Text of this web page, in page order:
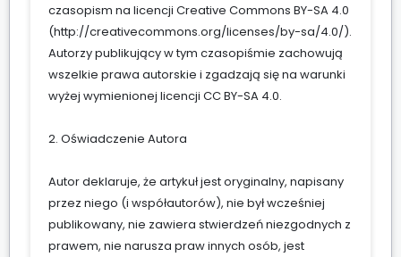
czasopism na licencji Creative Commons BY-SA 4.0
(http://creativecommons.org/licenses/by-sa/4.0/).
Autorzy publikujący w tym czasopiśmie zachowują
wszelkie prawa autorskie i zgadzają się na warunki
wyżej wymienionej licencji CC BY-SA 4.0.
2. Oświadczenie Autora
Autor deklaruje, że artykuł jest oryginalny, napisany
przez niego (i współautorów), nie był wcześniej
publikowany, nie zawiera stwierdzeń niezgodnych z
prawem, nie narusza praw innych osób, jest